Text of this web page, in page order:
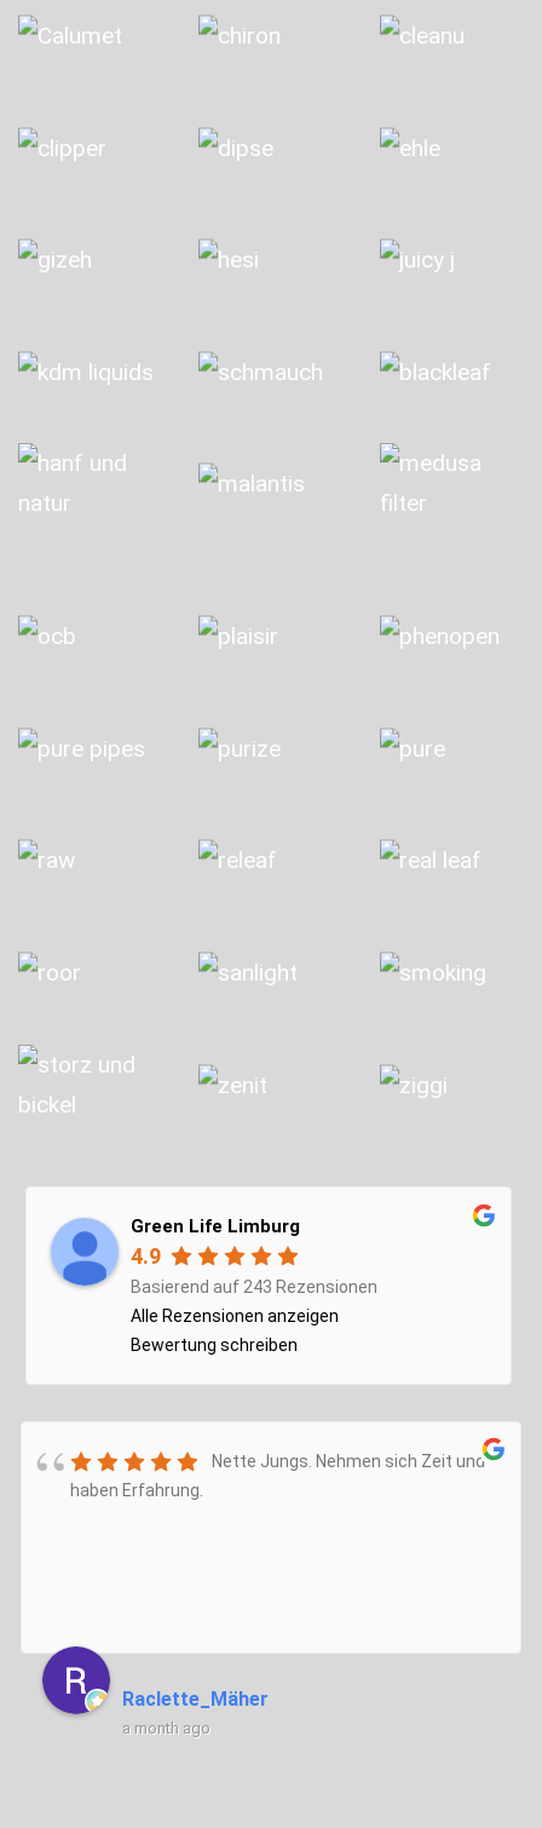
Green Life Limburg
4.9
Basierend auf 243 Rezensionen
Alle Rezensionen anzeigen
Bewertung schreiben
Nette Jungs. Nehmen sich Zeit und
haben Erfahrung.
Raclette_Mäher
a month ago